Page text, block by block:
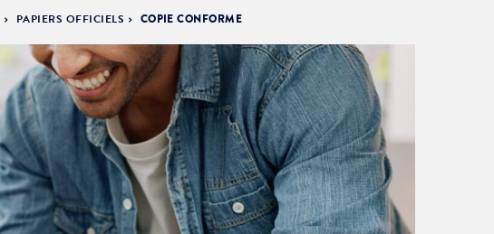
DÉMOCRATIE
PARTICIPATIVE
PAPIERS OFFICIELS COPIE CONFORME